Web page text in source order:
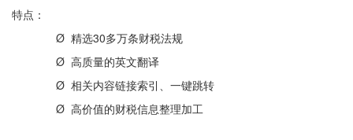
特点：
Ø 精选30多万条财税法规
Ø 高质量的英文翻译
Ø 相关内容链接索引、一键跳转
Ø 高价值的财税信息整理加工